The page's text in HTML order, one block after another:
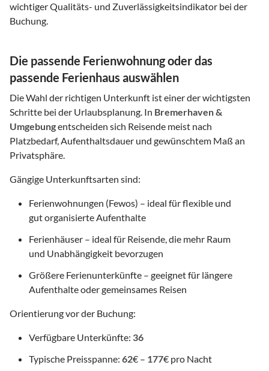
wichtiger Qualitäts- und Zuverlässigkeitsindikator bei der
Buchung.
Die passende Ferienwohnung oder das
passende Ferienhaus auswählen
Die Wahl der richtigen Unterkunft ist einer der wichtigsten
Schritte bei der Urlaubsplanung. In Bremerhaven &
Umgebungentscheiden sich Reisende meist nach
Platzbedarf, Aufenthaltsdauer und gewünschtem Maß an
Privatsphäre.
Gängige Unterkunftsarten sind:
Ferienwohnungen (Fewos) – ideal für flexible und
gut organisierte Aufenthalte
Ferienhäuser – ideal für Reisende, die mehr Raum
und Unabhängigkeit bevorzugen
Größere Ferienunterkünfte – geeignet für längere
Aufenthalte oder gemeinsames Reisen
Orientierung vor der Buchung:
Verfügbare Unterkünfte: 36
Typische Preisspanne: 62€ – 177€ pro Nacht